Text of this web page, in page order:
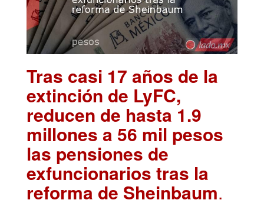
Tras casi 17 años de la
extinción de LyFC,
reducen de hasta 1.9
millones a 56 mil pesos
las pensiones de
exfuncionarios tras la
reforma de Sheinbaum.